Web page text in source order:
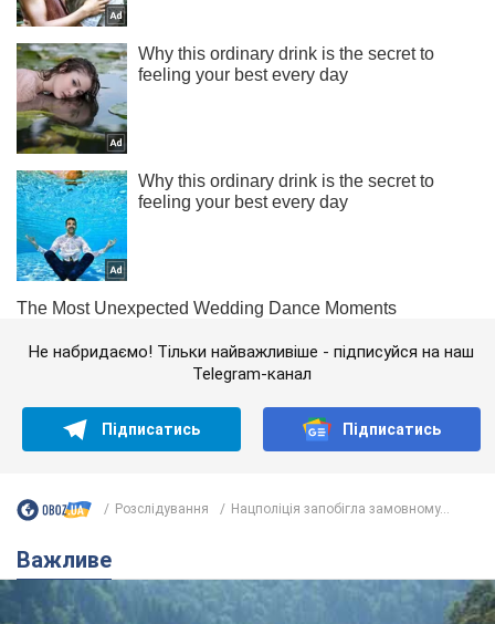
Не набридаємо! Тільки найважливіше - підписуйся на наш
Telegram-канал
Підписатись Підписатись
Розслідування Нацполіція запобігла замовному...
Важливе